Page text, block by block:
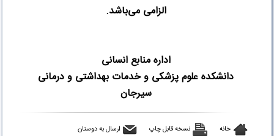
الزامی می‌باشد.
اداره منابع انسانی
دانشکده علوم پزشکی و خدمات بهداشتی و درمانی
سیرجان
خانه نسخه قابل چاپ
ارسال به دوستان